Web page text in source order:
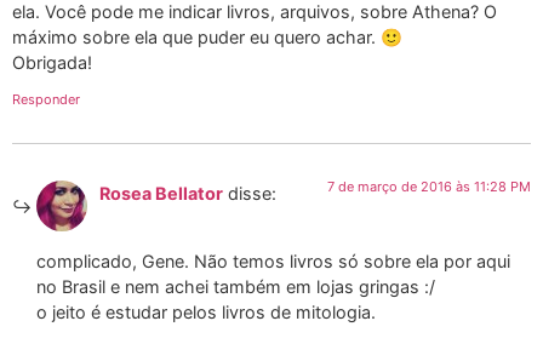
ela. Você pode me indicar livros, arquivos, sobre Athena? O
máximo sobre ela que puder eu quero achar. 🙂
Obrigada!
Responder
Rosea Bellator disse: 7 de março de 2016 às 11:28 PM
complicado, Gene. Não temos livros só sobre ela por aqui
no Brasil e nem achei também em lojas gringas :/
o jeito é estudar pelos livros de mitologia.